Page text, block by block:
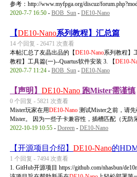
参考：http://www.myfpga.org/discuz/
2020-7-7 16:50 - BOB_Sun - DE10-Nano
【DE10-Nano系列教程】汇总篇
14 个回复 - 26471 次查看
本帖汇总了友晶出品的【DE10-Nano系列教程】
教程】工具篇(一)--Quartus软件安装 3. 【DE10-
2020-7-7 11:24 - BOB_Sun - DE10-Nano
【声明】 DE10-Nano 跑Mister需谨慎
0 个回复 - 5821 次查看
Mister玩家在用DE10-Nano 测试Mister之前，请
Mister。 因为一些子卡兼容性，插槽匹配（无防
2022-10-19 10:55 - Doreen - DE10-Nano
【开源项目介绍】 DE10-Nano的
1 个回复 - 7494 次查看
1. GitHub开源项目 https://github.com/nhasbun/